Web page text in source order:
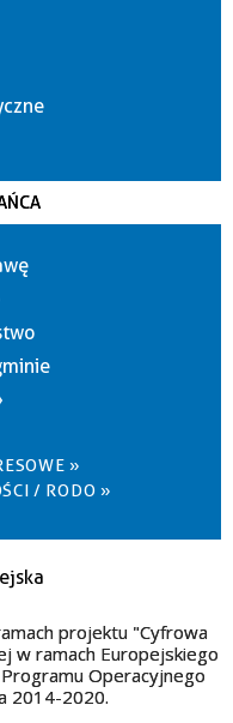
»
/ RODO »
projektu "Cyfrowa
w ramach Europejskiego
Operacyjnego
2014-2020.